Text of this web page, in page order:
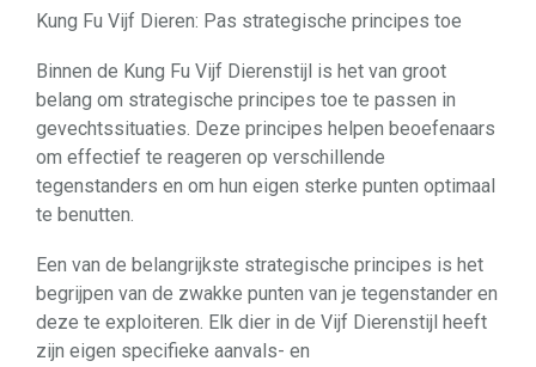
Kung Fu Vijf Dieren: Pas strategische principes toe
Binnen de Kung Fu Vijf Dierenstijl is het van groot
belang om strategische principes toe te passen in
gevechtssituaties. Deze principes helpen beoefenaars
om effectief te reageren op verschillende
tegenstanders en om hun eigen sterke punten optimaal
te benutten.
Een van de belangrijkste strategische principes is het
begrijpen van de zwakke punten van je tegenstander en
deze te exploiteren. Elk dier in de Vijf Dierenstijl heeft
zijn eigen specifieke aanvals- en